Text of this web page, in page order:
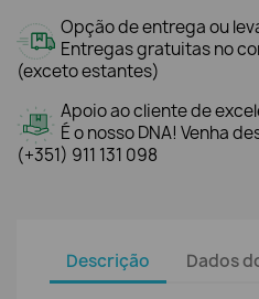
Opção de entrega ou
Entregas gratuitas no
(exceto estantes)
Apoio ao cliente de
É o nosso DNA! Venha
(+351) 911 131 098
Descrição Dados